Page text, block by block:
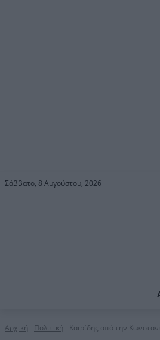
Σάββατο, 8 Αυγούστου, 2026
Αρχική Πολιτική Καιρίδης από την